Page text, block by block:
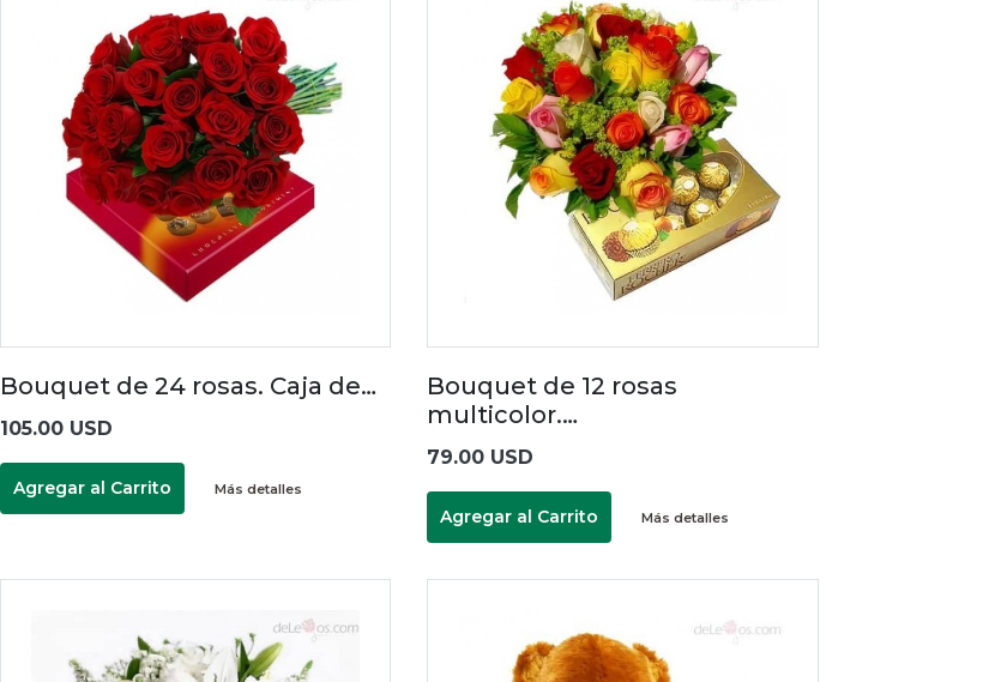
Bouquet de 24 rosas. Caja de…
105.00 USD
Agregar al Carrito Más detalles
Bouquet de 12 rosas
multicolor.…
79.00 USD
Agregar al Carrito Más detalles